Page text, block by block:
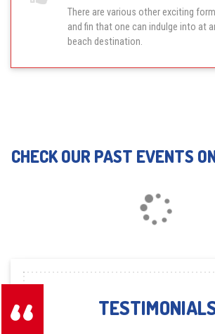
There are various other exciting
and fin that one can indulge into at
beach destination.
CHECK OUR PAST EVENTS